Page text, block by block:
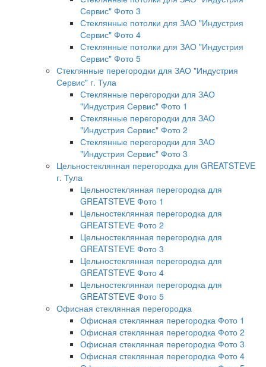
Сервис" Фото 3
Стеклянные потолки для ЗАО "Индустрия
Сервис" Фото 4
Стеклянные потолки для ЗАО "Индустрия
Сервис" Фото 5
Стеклянные перегородки для ЗАО "Индустрия
Сервис" г. Тула
Стеклянные перегородки для ЗАО
"Индустрия Сервис" Фото 1
Стеклянные перегородки для ЗАО
"Индустрия Сервис" Фото 2
Стеклянные перегородки для ЗАО
"Индустрия Сервис" Фото 3
Цельностеклянная перегородка для GREATSTEVE
г. Тула
Цельностеклянная перегородка для
GREATSTEVE Фото 1
Цельностеклянная перегородка для
GREATSTEVE Фото 2
Цельностеклянная перегородка для
GREATSTEVE Фото 3
Цельностеклянная перегородка для
GREATSTEVE Фото 4
Цельностеклянная перегородка для
GREATSTEVE Фото 5
Офисная стеклянная перегородка
Офисная стеклянная перегородка Фото 1
Офисная стеклянная перегородка Фото 2
Офисная стеклянная перегородка Фото 3
Офисная стеклянная перегородка Фото 4